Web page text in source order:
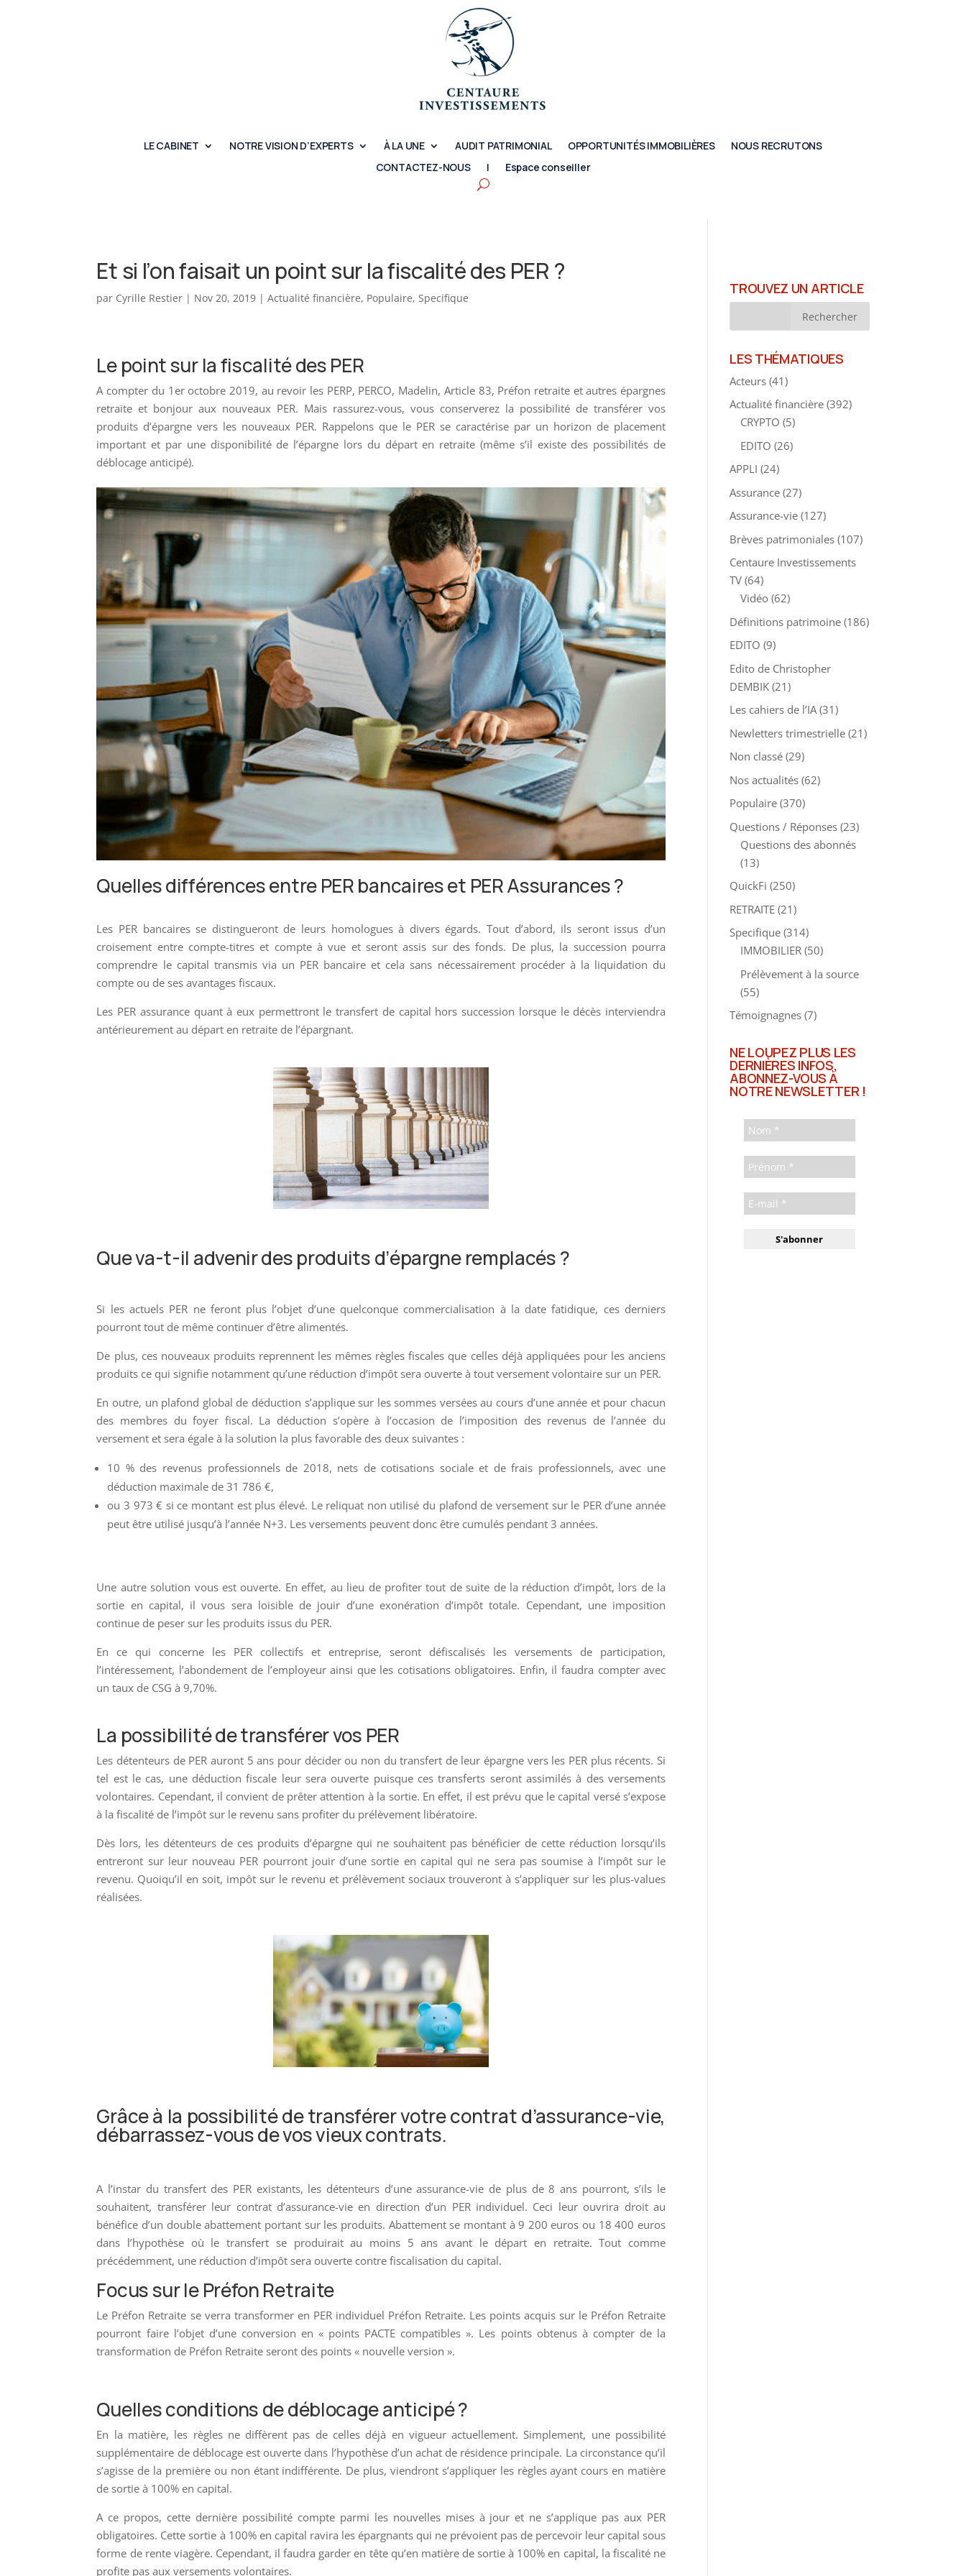
LE CABINET NOTRE VISION D’EXPERTS À LA UNE AUDIT PATRIMONIAL OPPORTUNITÉS IMMOBILIÈRES
NOUS RECRUTONS
CONTACTEZ-NOUS
| Espace conseiller
Et si l’on faisait un point sur la fiscalité des PER ?
par Cyrille Restier | Nov 20, 2019 |Actualité financière, Populaire,Specifique
Le point sur la fiscalité des PER
A compter du 1er octobre 2019, au revoir les PERP, PERCO, Madelin, Article 83, Préfon retraite et autres épargnes
retraite et bonjour aux nouveaux PER. Mais rassurez-vous, vous conserverez la possibilité de transférer vos
produits d’épargne vers les nouveaux PER. Rappelons que le PER se caractérise par un horizon de placement
important et par une disponibilité de l’épargne lors du départ en retraite (même s’il existe des possibilités de
déblocage anticipé).
Quelles différences entre PER bancaires et PER Assurances ?
Les PER bancaires se distingueront de leurs homologues à divers égards. Tout d’abord, ils seront issus d’un
croisement entre compte-titres et compte à vue et seront assis sur des fonds. De plus, la succession pourra
comprendre le capital transmis via un PER bancaire et cela sans nécessairement procéder à la liquidation du
compte ou de ses avantages fiscaux.
Les PER assurance quant à eux permettront le transfert de capital hors succession lorsque le décès interviendra
antérieurement au départ en retraite de l’épargnant.
Que va-t-il advenir des produits d’épargne remplacés ?
Si les actuels PER ne feront plus l’objet d’une quelconque commercialisation à la date fatidique, ces derniers
pourront tout de même continuer d’être alimentés.
De plus, ces nouveaux produits reprennent les mêmes règles fiscales que celles déjà appliquées pour les anciens
produits ce qui signifie notamment qu’une réduction d’impôt sera ouverte à tout versement volontaire sur un PER.
En outre, un plafond global de déduction s’applique sur les sommes versées au cours d’une année et pour chacun
des membres du foyer fiscal. La déduction s’opère à l’occasion de l’imposition des revenus de l’année du
versement et sera égale à la solution la plus favorable des deux suivantes :
10 % des revenus professionnels de 2018, nets de cotisations sociale et de frais professionnels, avec une
déduction maximale de 31 786 €,
ou 3 973 € si ce montant est plus élevé. Le reliquat non utilisé du plafond de versement sur le PER d’une année
peut être utilisé jusqu’à l’année N+3. Les versements peuvent donc être cumulés pendant 3 années.
Une autre solution vous est ouverte. En effet, au lieu de profiter tout de suite de la réduction d’impôt, lors de la
sortie en capital, il vous sera loisible de jouir d’une exonération d’impôt totale. Cependant, une imposition
continue de peser sur les produits issus du PER.
En ce qui concerne les PER collectifs et entreprise, seront défiscalisés les versements de participation,
l’intéressement, l’abondement de l’employeur ainsi que les cotisations obligatoires. Enfin, il faudra compter avec
un taux de CSG à 9,70%.
La possibilité de transférer vos PER
Les détenteurs de PER auront 5 ans pour décider ou non du transfert de leur épargne vers les PER plus récents. Si
tel est le cas, une déduction fiscale leur sera ouverte puisque ces transferts seront assimilés à des versements
volontaires. Cependant, il convient de prêter attention à la sortie. En effet, il est prévu que le capital versé s’expose
à la fiscalité de l’impôt sur le revenu sans profiter du prélèvement libératoire.
Dès lors, les détenteurs de ces produits d’épargne qui ne souhaitent pas bénéficier de cette réduction lorsqu’ils
entreront sur leur nouveau PER pourront jouir d’une sortie en capital qui ne sera pas soumise à l’impôt sur le
revenu. Quoiqu’il en soit, impôt sur le revenu et prélèvement sociaux trouveront à s’appliquer sur les plus-values
réalisées.
Grâce à la possibilité de transférer votre contrat d’assurance-vie,
débarrassez-vous de vos vieux contrats.
A l’instar du transfert des PER existants, les détenteurs d’une assurance-vie de plus de 8 ans pourront, s’ils le
souhaitent, transférer leur contrat d’assurance-vie en direction d’un PER individuel. Ceci leur ouvrira droit au
bénéfice d’un double abattement portant sur les produits. Abattement se montant à 9 200 euros ou 18 400 euros
dans l’hypothèse où le transfert se produirait au moins 5 ans avant le départ en retraite. Tout comme
précédemment, une réduction d’impôt sera ouverte contre fiscalisation du capital.
Focus sur le Préfon Retraite
Le Préfon Retraite se verra transformer en PER individuel Préfon Retraite. Les points acquis sur le Préfon Retraite
pourront faire l’objet d’une conversion en « points PACTE compatibles ». Les points obtenus à compter de la
transformation de Préfon Retraite seront des points « nouvelle version ».
Quelles conditions de déblocage anticipé ?
En la matière, les règles ne diffèrent pas de celles déjà en vigueur actuellement. Simplement, une possibilité
supplémentaire de déblocage est ouverte dans l’hypothèse d’un achat de résidence principale. La circonstance qu’il
s’agisse de la première ou non étant indifférente. De plus, viendront s’appliquer les règles ayant cours en matière
de sortie à 100% en capital.
A ce propos, cette dernière possibilité compte parmi les nouvelles mises à jour et ne s’applique pas aux PER
obligatoires. Cette sortie à 100% en capital ravira les épargnants qui ne prévoient pas de percevoir leur capital sous
forme de rente viagère. Cependant, il faudra garder en tête qu’en matière de sortie à 100% en capital, la fiscalité ne
profite pas aux versements volontaires.
TROUVEZ UN ARTICLE
LES THÉMATIQUES
Acteurs (41)
Actualité financière (392)
CRYPTO (5)
EDITO (26)
APPLI (24)
Assurance (27)
Assurance-vie (127)
Brèves patrimoniales (107)
Centaure Investissements
TV (64)
Vidéo (62)
Définitions patrimoine (186)
EDITO (9)
Edito de Christopher
DEMBIK (21)
Les cahiers de l’IA(31)
Newletters trimestrielle (21)
Non classé (29)
Nos actualités (62)
Populaire (370)
Questions / Réponses (23)
Questions des abonnés
(13)
QuickFi (250)
RETRAITE (21)
Specifique (314)
IMMOBILIER (50)
Prélèvement à la source
(55)
Témoignagnes (7)
NE LOUPEZ PLUS LES
DERNIÈRES INFOS,
ABONNEZ-VOUS À
NOTRE NEWSLETTER !